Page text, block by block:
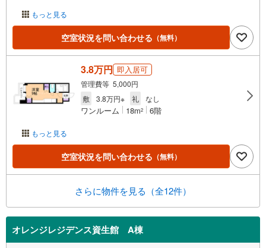
もっと見る
空室状況を問い合わせる （無料）
もっと見る
3.8万円 即入居可
管理費等 5,000円
敷
3.8万円※ 礼 なし
ワンルーム 18m2 6階
空室状況を問い合わせる （無料）
さらに物件を見る（全12件）
オレンジレジデンス資生館 A棟